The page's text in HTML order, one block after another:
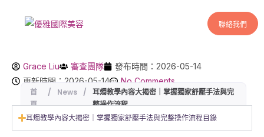
聯絡我們
Grace Liu 審查團隊
發布時間：2026-05-14
更新時間：2026-05-14
No Comments
首
頁
/ News /
耳燭教學內容大揭密｜掌握獨家舒壓手法與完
整操作流程
耳燭教學內容大揭密｜掌握獨家舒壓手法與完整操作流程目錄